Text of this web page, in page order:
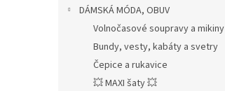
DÁMSKÁ MÓDA, OBUV
Volnočasové soupravy a mikiny
Bundy, vesty, kabáty a svetry
Čepice a rukavice
💥 MAXI šaty 💥